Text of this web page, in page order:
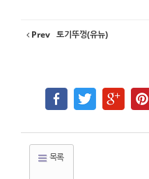
Prev 토기뚜껑(유뉴)
목록